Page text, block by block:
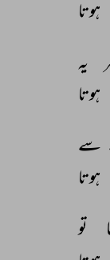
ہوتا
یہ
ہوتا
سے
ہوتا
تو